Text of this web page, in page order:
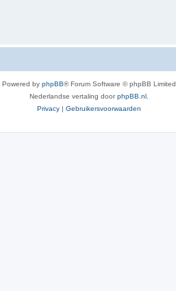
Powered by phpBB® Forum Software © phpBB Limited
Nederlandse vertaling doorphpBB.nl
Privacy | Gebruikersvoorwaarden